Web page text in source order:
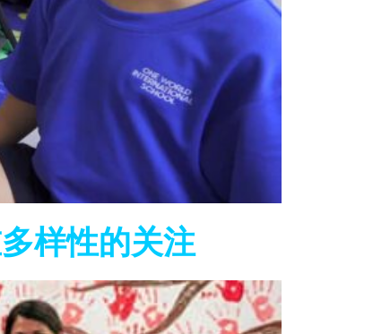
样性的关注